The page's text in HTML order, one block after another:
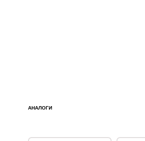
АНАЛОГИ